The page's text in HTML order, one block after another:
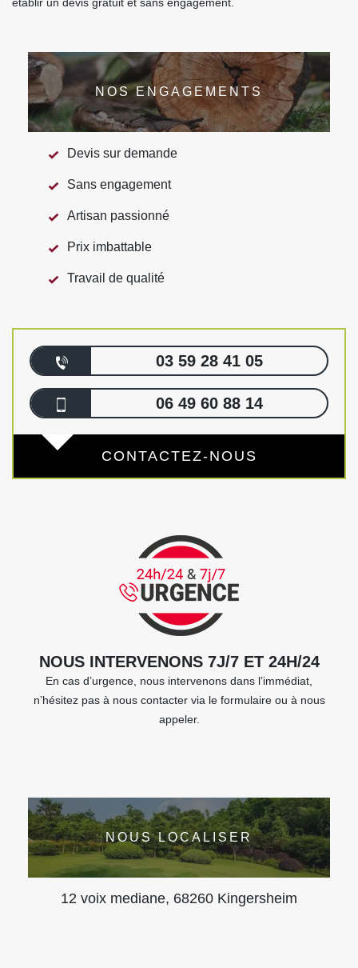
établir un devis gratuit et sans engagement.
NOS ENGAGEMENTS
Devis sur demande
Sans engagement
Artisan passionné
Prix imbattable
Travail de qualité
03 59 28 41 05
06 49 60 88 14
CONTACTEZ-NOUS
NOUS INTERVENONS 7J/7 ET 24H/24
En cas d’urgence, nous intervenons dans l’immédiat,
n’hésitez pas à nous contacter via le formulaire ou à nous
appeler.
NOUS LOCALISER
12 voix mediane, 68260 Kingersheim